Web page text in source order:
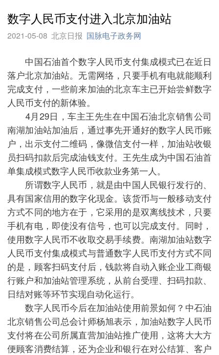
数字人民币支付进入北京加油站
2021-05-08 北京日报 国脉电子政务网
中国石油首个数字人民币支付集成模式已在近日
落户北京加油站。无需网络，只要手机有电就能顺利
完成支付，一些前来加油的北京车主已开始尝鲜数字
人民币支付的新体验。
4月29日，车主王先生在中国石油北京销售公司
南湖加油站加油后，通过事先开通好的数字人民币账
户，出示支付二维码，像微信支付一样，加油站收银
员扫码扣款后完成油钱支付。王先生成为中国石油首
单集成模式数字人民币收款业务第一人。
所谓数字人民币，就是由中国人民银行发行的、
具有国家信用的数字化现金。该货币与一般移动支付
方式不同的地方在于，它采用的是双离线技术，只要
手机有电，即使没有信号，也可以完成支付。同时，
使用数字人民币不收取交易手续费。南湖加油站数字
人民币支付集成模式与普通数字人民币支付方式不同
的是，顾客扫码支付后，钱款将自动入账企业工商银
行账户和加油站管理系统，从前台受理、扫码扣款、
日结对账等环节实现自动化运行。
数字人民币今后在加油站使用前景如何？中石油
北京销售公司总会计师杨旭表示，加油站数字人民币
支付将在公司所属直营加油站推广使用，这将大大方
便顾客消费结算，还为企业和银行在对公结算、客户